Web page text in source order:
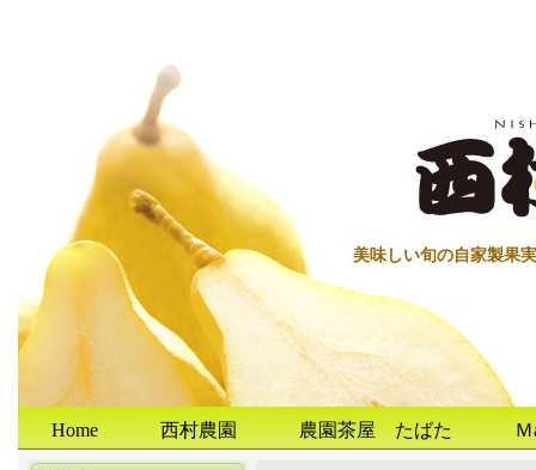
美味しい旬の自家製果
Home 西村農園 農園茶屋 たばた